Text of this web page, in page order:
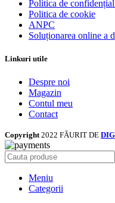
Politica de
Politica de cookie
ANPC
Soluționarea online a
Linkuri utile
Despre noi
Magazin
Contul meu
Contact
Copyright 2022 FĂURIT DE
Meniu
Categorii